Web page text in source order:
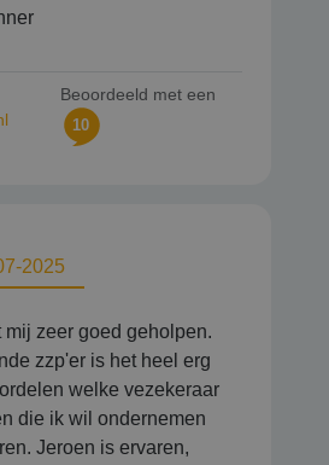
Beoordeeld met een
10
2025
mij zeer goed geholpen.
zzp'er is het heel erg
welke vezekeraar
die ik wil ondernemen
Jeroen is ervaren,